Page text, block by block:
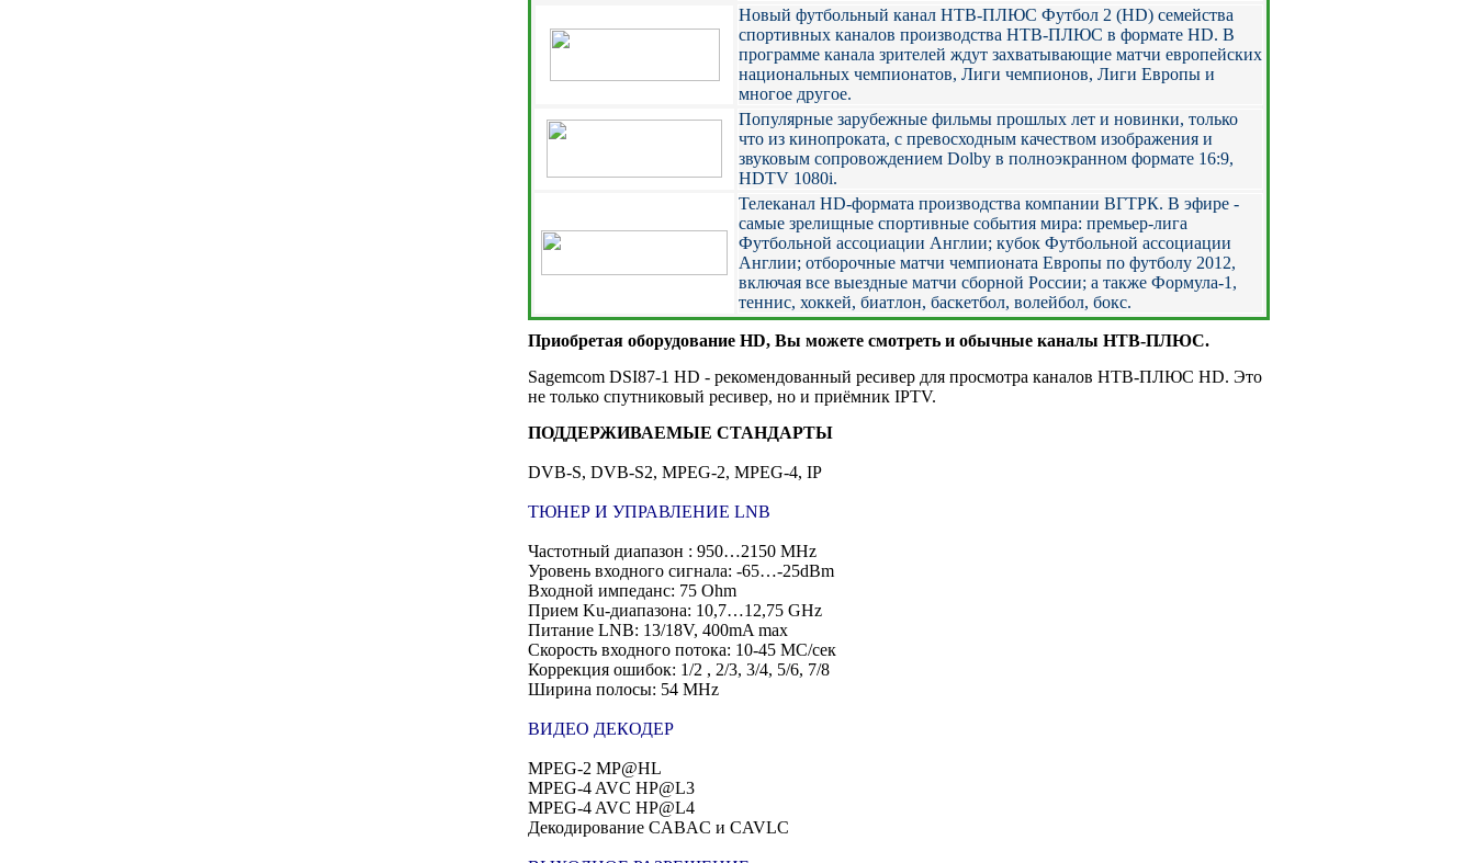
Новый футбольный канал НТВ-ПЛЮС Футбол 2 (HD) семейства
спортивных каналов производства НТВ-ПЛЮС в формате HD. В
программе канала зрителей ждут захватывающие матчи европейских
национальных чемпионатов, Лиги чемпионов, Лиги Европы и
многое другое.
Популярные зарубежные фильмы прошлых лет и новинки, только
что из кинопроката, c превосходным качеством изображения и
звуковым сопровождением Dolby в полноэкранном формате 16:9,
HDTV 1080i.
Телеканал HD-формата производства компании ВГТРК. В эфире -
самые зрелищные спортивные события мира: премьер-лига
Футбольной ассоциации Англии; кубок Футбольной ассоциации
Англии; отборочные матчи чемпионата Eвропы по футболу 2012,
включая все выездные матчи сборной России; а также Формула-1,
теннис, хоккей, биатлон, баскетбол, волейбол, бокс.
Приобретая оборудование HD, Вы можете смотреть и обычные каналы НТВ-ПЛЮС.
Sagemcom DSI87-1 HD - рекомендованный ресивер для просмотра каналов НТВ-ПЛЮС HD. Это
не только спутниковый ресивер, но и приёмник IPTV.
ПОДДЕРЖИВАЕМЫЕ СТАНДАРТЫ
DVB-S, DVB-S2, MPEG-2, MPEG-4, IP
ТЮНЕР И УПРАВЛЕНИЕ LNB
Частотный диапазон : 950…2150 MHz
Уровень входного сигнала: -65…-25dBm
Входной импеданс: 75 Ohm
Прием Ku-диапазона: 10,7…12,75 GHz
Питание LNB: 13/18V, 400mA max
Скорость входного потока: 10-45 MC/сек
Коррекция ошибок: 1/2 , 2/3, 3/4, 5/6, 7/8
Ширина полосы: 54 MHz
ВИДЕО ДЕКОДЕР
MPEG-2 MP@HL
MPEG-4 AVC HP@L3
MPEG-4 AVC HP@L4
Декодирование CABAC и CAVLC